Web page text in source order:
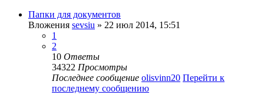
Папки для документов
Вложения sevsiu » 22 июл 2014, 15:51
1
2
10 Ответы
34322 Просмотры
Последнее сообщение olisvinn20 Перейти к
последнему сообщению